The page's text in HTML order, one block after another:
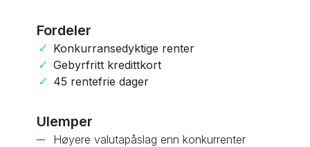
Fordeler
Konkurransedyktige renter
Gebyrfritt kredittkort
45 rentefrie dager
Ulemper
Høyere valutapåslag enn konkurrenter